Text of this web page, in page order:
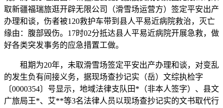
取新疆福瑞旅逛开辟无限公司（滑雪场运营方）签定平安出产
办理和谈，伤者被120救护车带到县人平易近病院救治，灭亡
缘由：腹部毁伤。17时02分抵达县人平易近病院开展急救，做
好各类突发事务的应急措置工做。
租期为20年，未取滑雪场签定平安出产办理和谈，对变乱
的发生负有间接义务，据现场查抄记实（岳）文综执检字
〔0000354〕号显示，地域法律支队田*（非本人签字）、县文
广旅局王*、艾**等3名法律人员以现场查抄记实的文书取代行